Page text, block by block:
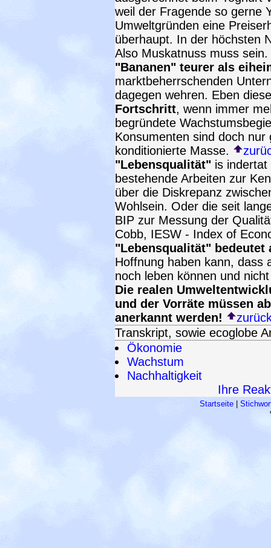
weil der Fragende so gerne
Umweltgründen eine
überhaupt. In der höchsten
Also Muskatnuss muss
"Bananen" teurer als
marktbeherrschenden
dagegen wehren. Eben
Fortschritt, wenn immer
begründete
Konsumenten sind doch
konditionierte Masse.
"Lebensqualität" is
bestehende Arbeiten zur
über die Diskrepanz
Wohlsein. Oder die seit
BIP zur Messung der
Cobb, IESW - Index of
"Lebensqualität" bedeutet
Hoffnung haben kann, dass
noch leben können und
Die realen
und der Vorräte müssen
anerkannt werden!
Transkript, sowie ecoglobe
Ökonomie
Wachstum
Nachhaltigkeit
Ihre
Startseite